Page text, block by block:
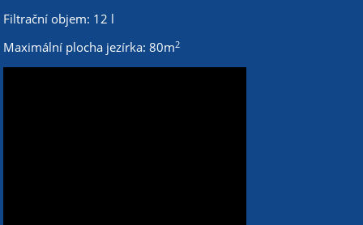
Filtrační objem: 12 l
Maximální plocha jezírka: 80m2